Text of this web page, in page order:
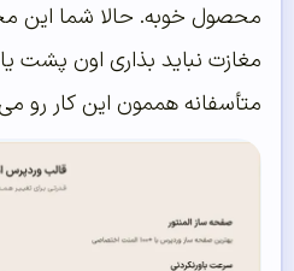
محصول خوبه. حالا شما این
مغازت نباید بذاری اون پشت
متأسفانه هممون این کار رو